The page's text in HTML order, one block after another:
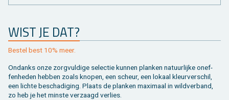
WIST JE DAT?
Be­stel best 10% meer.
On­danks onze zorg­vul­di­ge se­lec­tie kun­nen plan­ken na­tuur­lij­ke on­ef­
fen­he­den heb­ben zoals kno­pen, een scheur, een lo­kaal kleur­ver­schil,
een lich­te be­scha­di­ging. Plaats de plan­ken maxi­maal in wild­ver­band,
zo heb je het min­ste ver­zaagd ver­lies.